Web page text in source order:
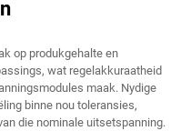
op produkgehalte en
wat regelakkuraatheid
maak. Nydige
binne nou toleransies,
die nominale uitsetspanning.